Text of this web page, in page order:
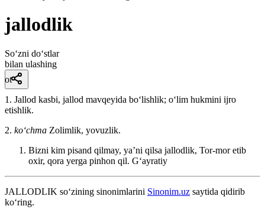
jallodlik
So‘zni do‘stlar
bilan ulashing
ot
1. Jallod kasbi, jallod mavqeyida boʻlishlik; oʻlim hukmini ijro
etishlik.
2. koʻchma Zolimlik, yovuzlik.
Bizni kim pisand qilmay, yaʼni qilsa jallodlik, Tor-mor etib
oxir, qora yerga pinhon qil. Gʻayratiy
JALLODLIK so‘zining sinonimlarini Sinonim.uz saytida qidirib
ko‘ring.